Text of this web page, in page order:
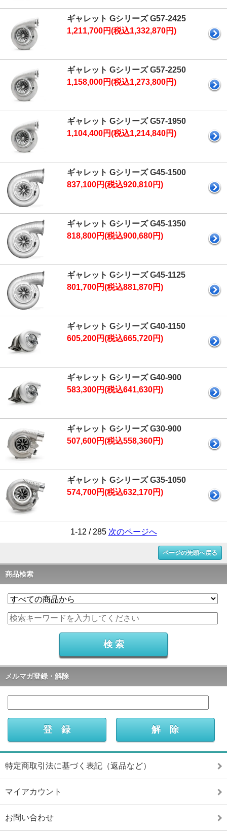
ギャレット Gシリーズ G57-2425
1,211,700円(税込1,332,870円)
ギャレット Gシリーズ G57-2250
1,158,000円(税込1,273,800円)
ギャレット Gシリーズ G57-1950
1,104,400円(税込1,214,840円)
ギャレット Gシリーズ G45-1500
837,100円(税込920,810円)
ギャレット Gシリーズ G45-1350
818,800円(税込900,680円)
ギャレット Gシリーズ G45-1125
801,700円(税込881,870円)
ギャレット Gシリーズ G40-1150
605,200円(税込665,720円)
ギャレット Gシリーズ G40-900
583,300円(税込641,630円)
ギャレット Gシリーズ G30-900
507,600円(税込558,360円)
ギャレット Gシリーズ G35-1050
574,700円(税込632,170円)
1-12 / 285 次のページへ
ページの先頭へ戻る
商品検索
メルマガ登録・解除
特定商取引法に基づく表記（返品など）
マイアカウント
お問い合わせ